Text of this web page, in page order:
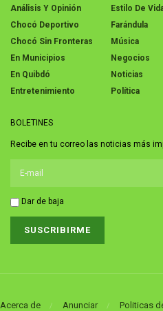
Análisis Y Opinión
Chocó Deportivo
Chocó Sin Fronteras
En Municipios
En Quibdó
Entretenimiento
Estilo De
Farándula
Música
Negocios
Noticias
Política
BOLETINES
Recibe en tu correo las noticias más
Dar de baja
Acerca de Anunciar Politicas